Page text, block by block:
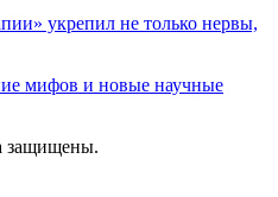
укрепил не только нервы,
мифов и новые научные
защищены.